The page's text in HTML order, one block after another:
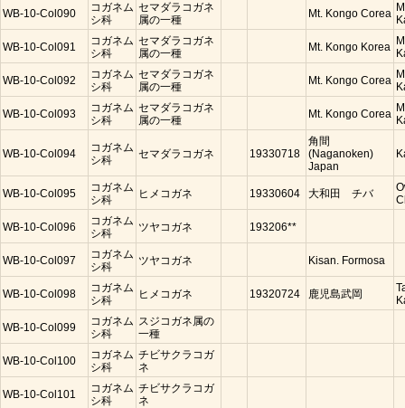
WB-10-Col090
コガネム
シ科
セマダラコガネ
属の一種
Mt. Kongo Corea
WB-10-Col091
コガネム
シ科
セマダラコガネ
属の一種
Mt. Kongo Korea
WB-10-Col092
コガネム
シ科
セマダラコガネ
属の一種
Mt. Kongo Corea
WB-10-Col093
コガネム
シ科
セマダラコガネ
属の一種
Mt. Kongo Corea
WB-10-Col094
コガネム
シ科
セマダラコガネ 19330718
角間
(Naganoken)
Japan
WB-10-Col095
コガネム
シ科
ヒメコガネ 19330604 大和田 チバ
WB-10-Col096
コガネム
シ科
ツヤコガネ 193206**
WB-10-Col097
コガネム
シ科
ツヤコガネ Kisan. Formosa
WB-10-Col098
コガネム
シ科
ヒメコガネ 19320724 鹿児島武岡
WB-10-Col099
コガネム
シ科
スジコガネ属の
一種
WB-10-Col100
コガネム
シ科
チビサクラコガ
ネ
WB-10-Col101
コガネム
シ科
チビサクラコガ
ネ